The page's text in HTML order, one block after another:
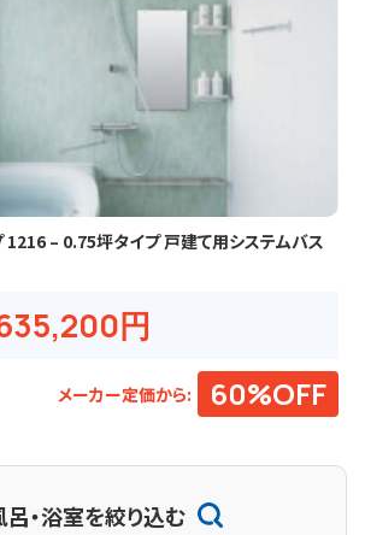
1216 – 0.75坪タイプ 戸建て用システムバス
円
メーカー定価から: 60%OFF
呂・浴室を絞り込む